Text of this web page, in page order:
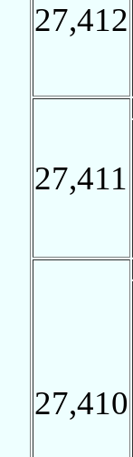
27,412
27,411
27,410